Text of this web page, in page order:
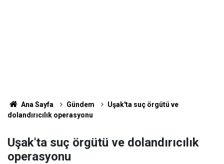
Ana Sayfa Gündem
Uşak'ta suç örgütü ve
dolandırıcılık operasyonu
Uşak'ta suç örgütü ve dolandırıcılık
operasyonu